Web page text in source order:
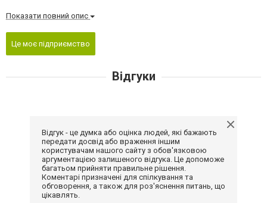
Показати повний опис
Це моє підприємство
Відгуки
Відгук - це думка або оцінка людей, які бажають
передати досвід або враження іншим
користувачам нашого сайту з обов'язковою
аргументацією залишеного відгука. Це допоможе
багатьом прийняти правильне рішення.
Коментарі призначені для спілкування та
обговорення, а також для роз'яснення питань, що
цікавлять.